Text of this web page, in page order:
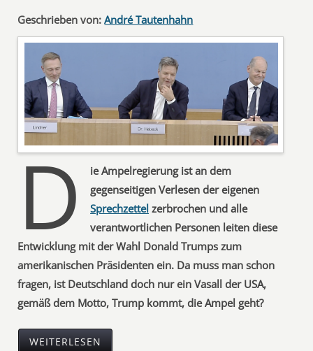
Geschrieben von: André Tautenhahn
D
ie Ampelregierung ist an dem
gegenseitigen Verlesen der eigenen
Sprechzettel zerbrochen und alle
verantwortlichen Personen leiten diese
Entwicklung mit der Wahl Donald Trumps zum
amerikanischen Präsidenten ein. Da muss man schon
fragen, ist Deutschland doch nur ein Vasall der USA,
gemäß dem Motto, Trump kommt, die Ampel geht?
WEITERLESEN